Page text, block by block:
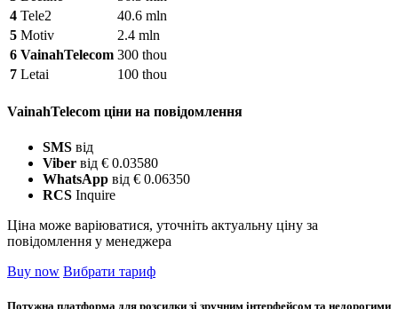
4 Tele2
40.6 mln
5 Motiv
2.4 mln
6 VainahTelecom 300 thou
7 Letai 100 thou
VainahTelecom ціни на повідомлення
SMS від
Viber від € 0.03580
WhatsApp від € 0.06350
RCS Inquire
Ціна може варіюватися, уточніть актуальну ціну за
повідомлення у менеджера
Buy now Вибрати тариф
Потужна платформа для розсилки зі зручним інтерфейсом та недорогими